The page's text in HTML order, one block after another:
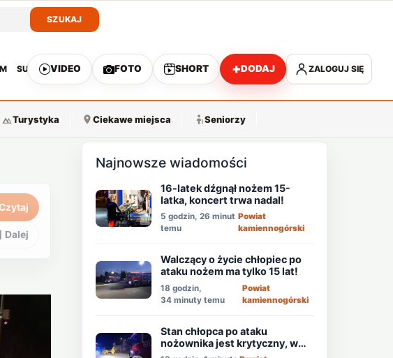
SZUKAJ
SUBSKRYPCJA
VIDEO FOTO SHORT +DODAJ ZALOGUJ SIĘ
Turystyka Ciekawe miejsca Seniorzy
Dalej
Najnowsze wiadomości
16-latek dźgnął nożem 15-
latka, koncert trwa nadal!
5 godzin, 26 minut
temu
Powiat
kamiennogórski
Walczący o życie chłopiec po
ataku nożem ma tylko 15 lat!
18 godzin,
34 minuty temu
Powiat
kamiennogórski
Stan chłopca po ataku
nożownika jest krytyczny, w
akcji śmigłowiec LPR!